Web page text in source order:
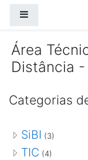
Área
Distância -
Categorias
SiBI (3)
TIC (4)